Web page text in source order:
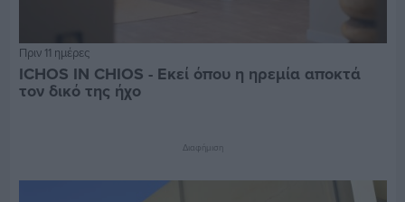
Πριν 11 ημέρες
ICHOS IN CHIOS - Εκεί όπου η ηρεμία αποκτά
τον δικό της ήχο
Διαφήμιση